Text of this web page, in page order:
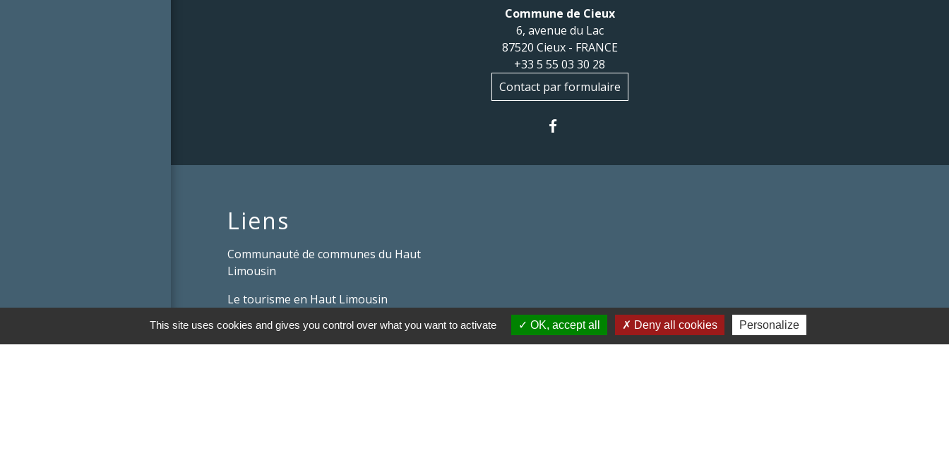
Commune de Cieux
6, avenue du Lac
87520 Cieux - FRANCE
+33 5 55 03 30 28
Contact par formulaire
Liens
Communauté de communes du Haut
Limousin
Le tourisme en Haut Limousin
Conservatoire d'espaces naturels en
Limousin
This site uses cookies and gives you control over what you want to activate OK, accept all Deny all cookies Personalize